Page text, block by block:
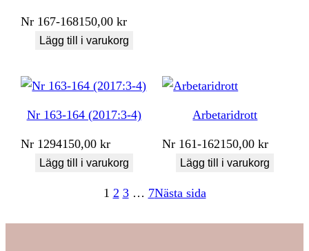
Nr 167-168150,00kr
Lägg till i varukorg
Nr 163-164 (2017:3-4)
Nr 1294150,00kr
Lägg till i varukorg
Arbetaridrott
Nr 161-162150,00kr
Lägg till i varukorg
1 2 3 … 7Nästa sida